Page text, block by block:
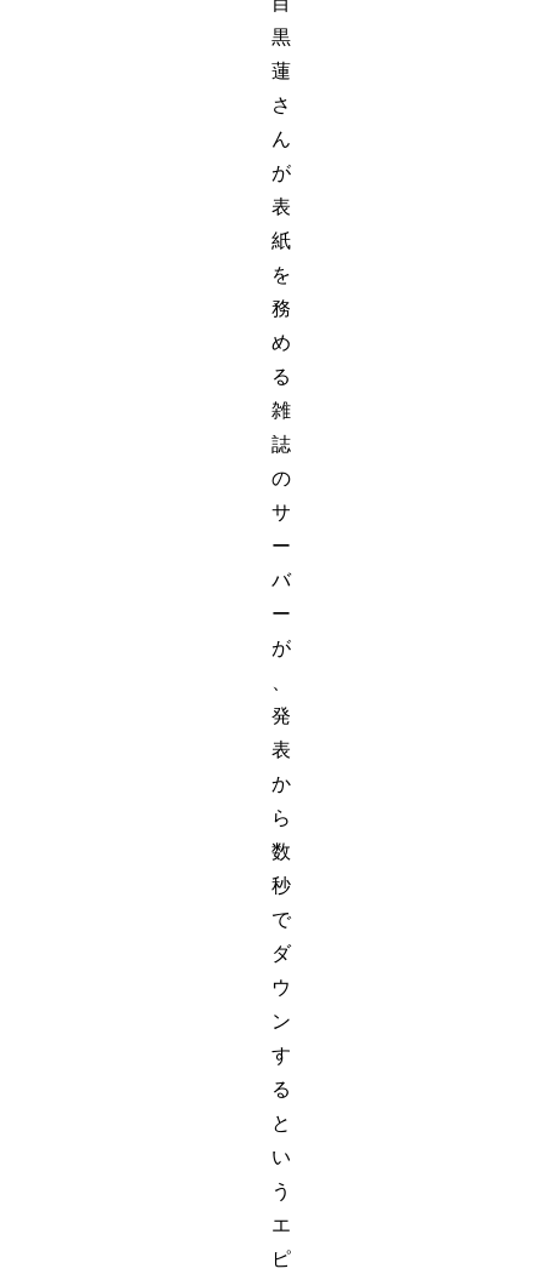
黒
蓮
さ
ん
が
表
紙
を
務
め
る
雑
誌
の
サ
ー
バ
ー
が
発
表
か
ら
数
秒
で
ダ
ウ
ン
す
る
と
い
う
エ
ピ